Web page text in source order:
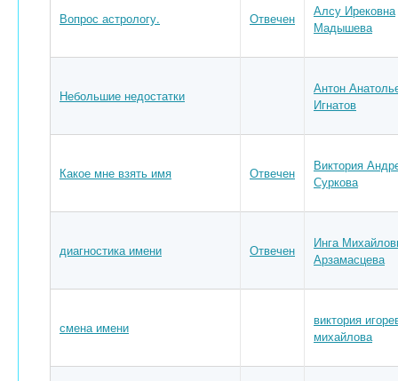
Вопрос астрологу. Отвечен
Алсу Ирековна
Мадышева
Небольшие недостатки
Антон
Игнатов
Какое мне взять имя Отвечен
Виктория
Суркова
диагностика имени Отвечен
Инга
Арзамасцева
смена имени
виктория
михайлова